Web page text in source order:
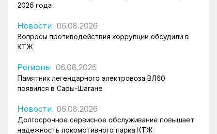
2026 года
Новости 06.08.2026
Вопросы противодействия коррупции обсудили в
КТЖ
Регионы 06.08.2026
Памятник легендарного электровоза ВЛ60
появился в Сары-Шагане
Новости 06.08.2026
Долгосрочное сервисное обслуживание повышает
надежность локомотивного парка КТЖ